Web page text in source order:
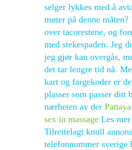
selger lykkes med å
møter på denne måten?
over tacorestene, og
med stekespaden. Jeg
jeg gjør kan overgås,
det tar lengre tid nå.
kart og fargekoder er
plasser som passer ditt
nærheten av der
sex in massage Les
Tilrettelagt knull
telefonnummer sverige